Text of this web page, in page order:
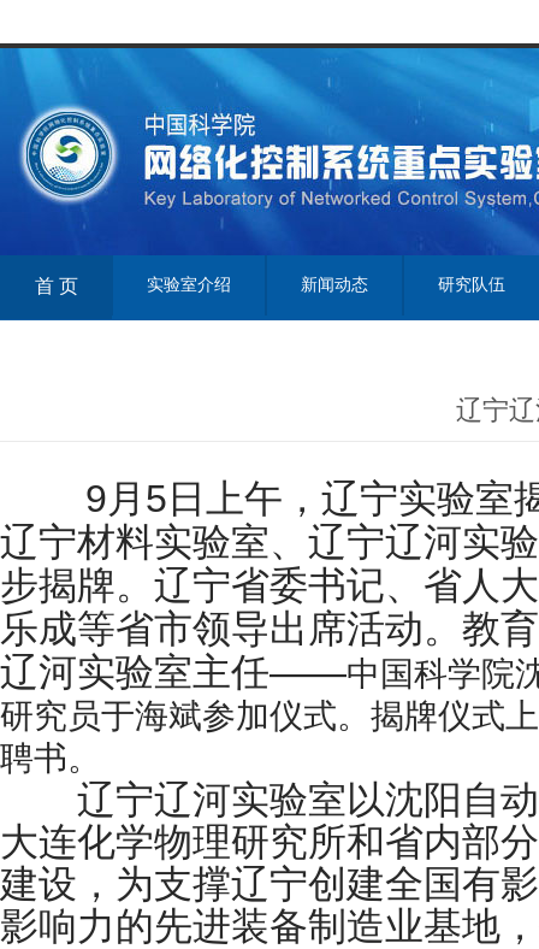
首 页 实验室介绍 新闻动态 研究队伍
辽宁
9月 5 日上午，辽宁实验室
辽宁材料实验室、辽宁辽河实
步揭牌。辽宁省委书记、省人
乐成等省市领导出席活动。教
辽河实验室主任——中国科学院
研究员于海斌参加仪式。 揭牌仪式
聘书。
辽宁辽河实验室以沈阳自
大连化学物理研究所和省内部
建设，为支撑辽宁创建全国有
影响力的先进装备制造业基地